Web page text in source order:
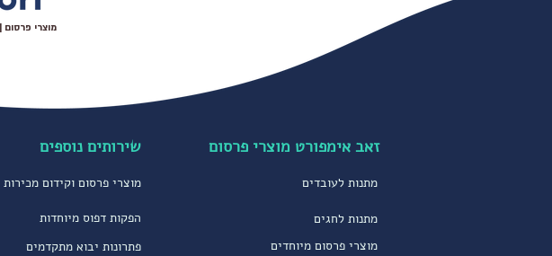
מוצרי פרסום
מוצרי פרסום וקידום מכירות
הפקות דפוס מיוחדות
פתרונות יבוא מתקדמים
מתנות לעובדים
מתנות לחגים
מוצרי פרסום מיוחדים
שירותים נוספים זאב אימפורט מוצרי פרסום